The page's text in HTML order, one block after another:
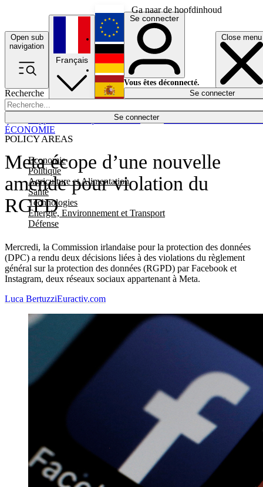
Ga naar de hoofdinhoud
Open sub
navigation
Close menu
Recherche
Se connecter
POLICY AREAS
Economie
Politique
Agriculture et Alimentation
Santé
Technologies
Energie, Environnement et Transport
Défense
Économie
Français
English
Deutsch
Español
Se connecter
Vous êtes déconnecté.
Se connecter
Meta écope d’une nouvelle
amende pour violation du
RGPD
Mercredi, la Commission irlandaise pour la protection des données
(DPC) a rendu deux décisions liées à des violations du règlement
général sur la protection des données (RGPD) par Facebook et
Instagram, deux réseaux sociaux appartenant à Meta.
ÉCONOMIE
Luca BertuzziEuractiv.com